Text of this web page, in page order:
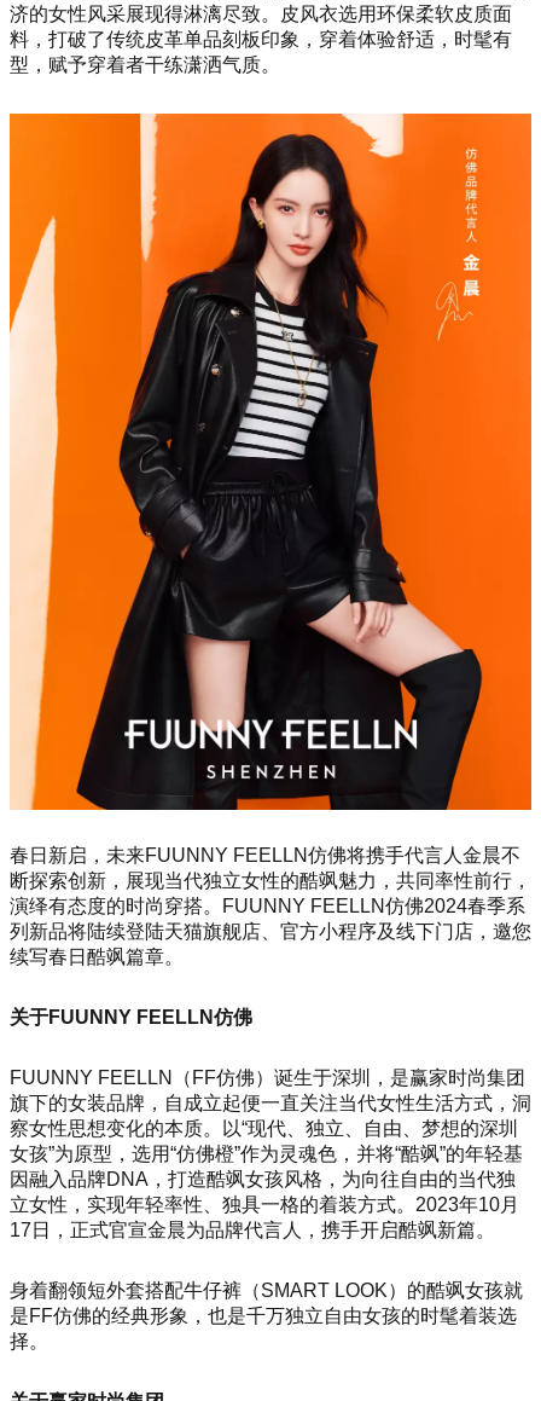
济的女性风采展现得淋漓尽致。皮风衣选用环保柔软皮质面
料，打破了传统皮革单品刻板印象，穿着体验舒适，时髦有
型，赋予穿着者干练潇洒气质。
春日新启，未来FUUNNY FEELLN仿佛将携手代言人金晨不
断探索创新，展现当代独立女性的酷飒魅力，共同率性前行，
演绎有态度的时尚穿搭。FUUNNY FEELLN仿佛2024春季系
列新品将陆续登陆天猫旗舰店、官方小程序及线下门店，邀您
续写春日酷飒篇章。
关于FUUNNY FEELLN仿佛
FUUNNY FEELLN（FF仿佛）诞生于深圳，是赢家时尚集团
旗下的女装品牌，自成立起便一直关注当代女性生活方式，洞
察女性思想变化的本质。以“现代、独立、自由、梦想的深圳
女孩”为原型，选用“仿佛橙”作为灵魂色，并将“酷飒”的年轻基
因融入品牌DNA，打造酷飒女孩风格，为向往自由的当代独
立女性，实现年轻率性、独具一格的着装方式。2023年10月
17日，正式官宣金晨为品牌代言人，携手开启酷飒新篇。
身着翻领短外套搭配牛仔裤（SMART LOOK）的酷飒女孩就
是FF仿佛的经典形象，也是千万独立自由女孩的时髦着装选
择。